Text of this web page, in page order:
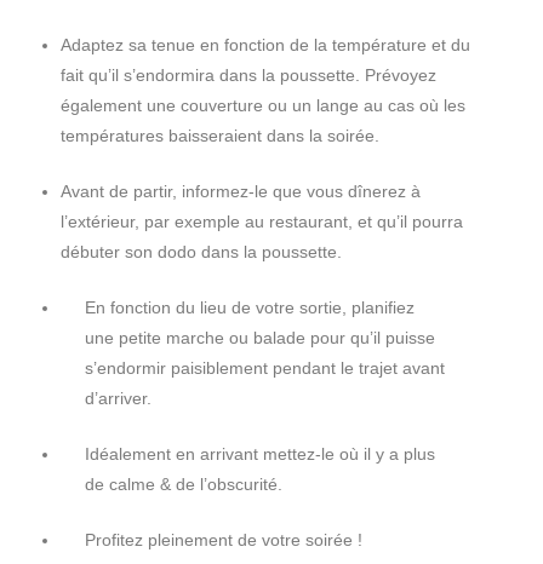
Adaptez sa tenue en fonction de la température et du
fait qu’il s’endormira dans la poussette. Prévoyez
également une couverture ou un lange au cas où les
températures baisseraient dans la soirée.
Avant de partir, informez-le que vous dînerez à
l’extérieur, par exemple au restaurant, et qu’il pourra
débuter son dodo dans la poussette.
En fonction du lieu de votre sortie, planifiez
une petite marche ou balade pour qu’il puisse
s’endormir paisiblement pendant le trajet avant
d’arriver.
Idéalement en arrivant mettez-le où il y a plus
de calme & de l’obscurité.
Profitez pleinement de votre soirée !